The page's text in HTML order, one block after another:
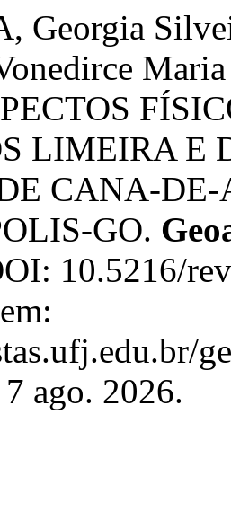
Georgia
LIMEIRA E
CANA-
GO.
10.5216/
ago. 2026.